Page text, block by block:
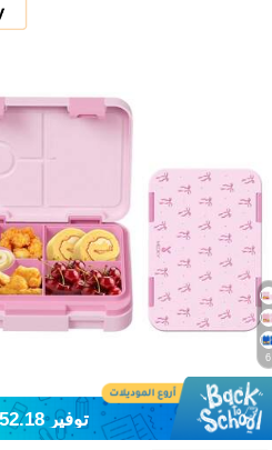
6
توفير 52.18 4# الأفضل مبيعا